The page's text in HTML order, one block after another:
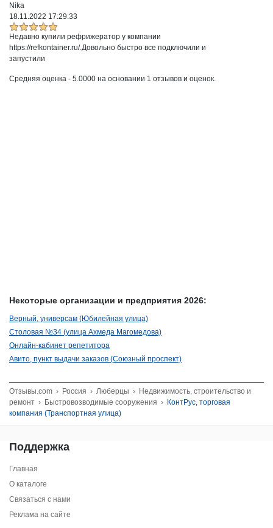
Nika
18.11.2022 17:29:33
Недавно купили рефрижератор у компании
https://refkontainer.ru/.Довольно быстро все подключили и
запустили
Средняя оценка - 5.0000 на основании 1 отзывов и оценок.
Некоторые организации и предприятия 2026:
Верный, универсам (Юбилейная улица)
Столовая №34 (улица Ахмеда Магомедова)
Онлайн-кабинет репетитора
Авито, пункт выдачи заказов (Союзный проспект)
Отзывы.com › Россия › Люберцы › Недвижимость, строительство и
ремонт › Быстровозводимые сооружения › КонтРус, торговая
компания (Транспортная улица)
Поддержка
Главная
О каталоге
Связаться с нами
Реклама на сайте